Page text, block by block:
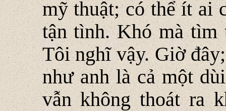
mỹ thuật; có thể ít ai
tận tình. Khó mà tìm
Tôi nghĩ vậy. Giờ
như anh là cả một
vẫn không thoát ra